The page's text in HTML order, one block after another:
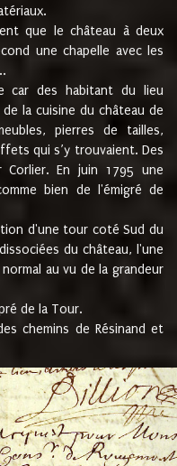
que le château à deux
une chapelle avec les
car des habitant du lieu
la cuisine du château de
pierres de tailles,
qui s’y trouvaient. Des
En juin 1795 une
bien de l'émigré de
d'une tour coté Sud du
du château, l'une
au vu de la grandeur
de la Tour.
chemins de Résinand et